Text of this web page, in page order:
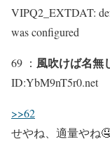
VIPQ2_EXTDAT:
was configured
69 ： 風吹けば名無
ID:YbM9nT5r0.net
>>62
せやね、適量やね